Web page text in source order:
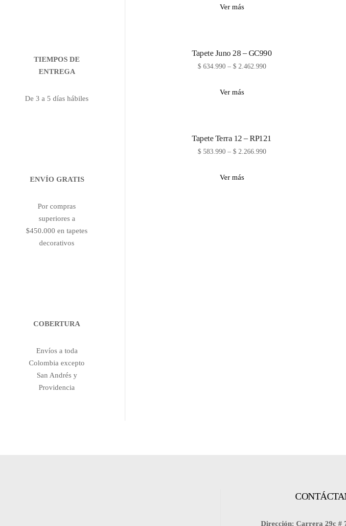
Ver más
Tapete Juno 28 – GC990
$634.990– $2.462.990
Ver más
Tapete Terra 12 – RP121
$583.990– $2.266.990
Ver más
TIEMPOS DE
ENTREGA
De 3 a 5 días hábiles
ENVÍO GRATIS
Por compras
superiores a
$450.000 en tapetes
decorativos
COBERTURA
Envíos a toda
Colombia excepto
San Andrés y
Providencia
Dirección: Carrera 29c #